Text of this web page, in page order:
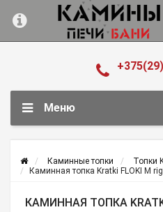
Меню
Каминные топки
Топки
Каминная топка Kratki FLOKI M
КАМИННАЯ ТОПКА KRATKI